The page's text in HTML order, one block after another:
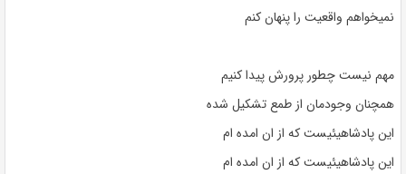
نمیخواهم واقعیت را پنهان کنم
مهم نیست چطور پرورش پیدا کنیم
همچنان وجودمان از طمع تشکیل شده
این پادشاهیئیست که از ان امده ام
این پادشاهیئیست که از ان امده ام